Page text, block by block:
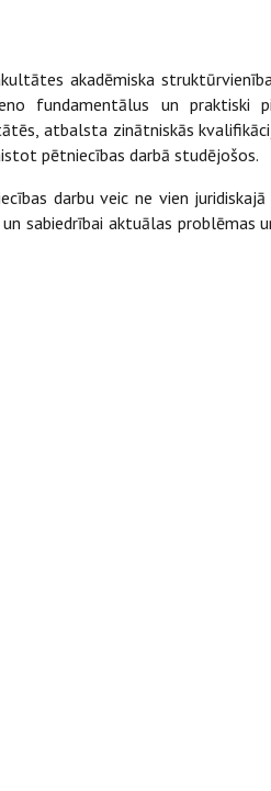
akadēmiska
fundamentālus un praktiski
atbalsta zinātniskās
pētniecības darbā studējošos.
darbu veic ne vien
sabiedrībai aktuālas problēmas